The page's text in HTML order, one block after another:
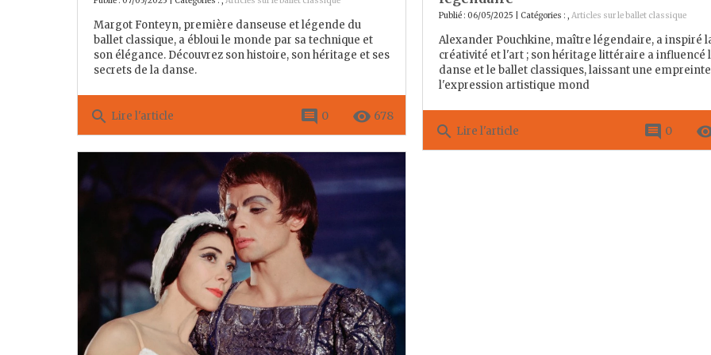
Margot Fonteyn, première danseuse et légende du
ballet classique, a ébloui le monde par sa technique et
son élégance. Découvrez son histoire, son héritage et ses
secrets de la danse.
search Lire l'article remove_red_eye 678
comment 0
Publié : 06/05/2025 | Catégories : , Articles sur le ballet classique
Alexander Pouchkine, maître légendaire, a inspiré
créativité et l'art ; son héritage littéraire a influencé
danse et le ballet classiques, laissant une
l'expression artistique mond
search Lire l'article comment 0